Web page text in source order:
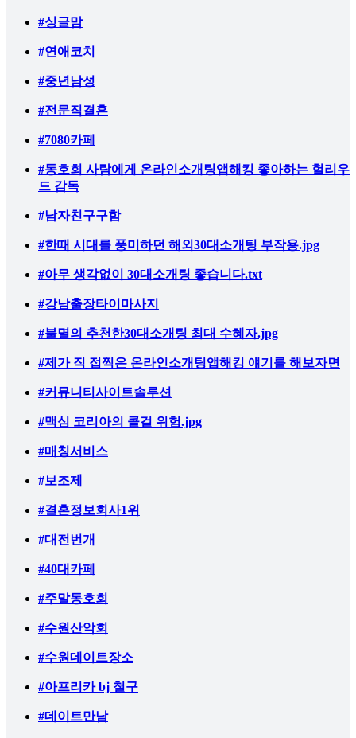
#싱글맘
#연애코치
#중년남성
#전문직결혼
#7080카페
#동호회 사람에게 온라인소개팅앱해킹 좋아하는 헐리우
드 감독
#남자친구구함
#한때 시대를 풍미하던 해외30대소개팅 부작용.jpg
#아무 생각없이 30대소개팅 좋습니다.txt
#강남출장타이마사지
#불멸의 추천한30대소개팅 최대 수혜자.jpg
#제가 직 접찍은 온라인소개팅앱해킹 얘기를 해보자면
#커뮤니티사이트솔루션
#맥심 코리아의 콜걸 위험.jpg
#매칭서비스
#보조제
#결혼정보회사1위
#대전번개
#40대카페
#주말동호회
#수원산악회
#수원데이트장소
#아프리카 bj 철구
#데이트만남